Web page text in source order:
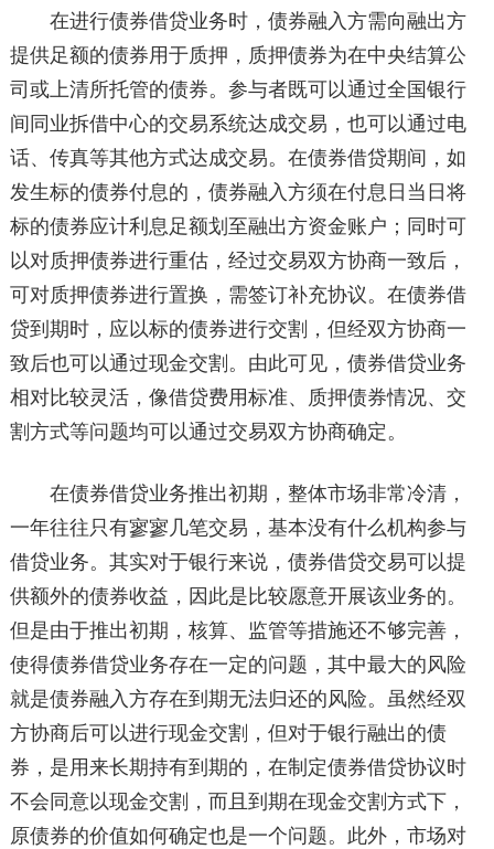
在进行债券借贷业务时，债券融入方需向融出方
提供足额的债券用于质押，质押债券为在中央结算公
司或上清所托管的债券。参与者既可以通过全国银行
间同业拆借中心的交易系统达成交易，也可以通过电
话、传真等其他方式达成交易。在债券借贷期间，如
发生标的债券付息的，债券融入方须在付息日当日将
标的债券应计利息足额划至融出方资金账户；同时可
以对质押债券进行重估，经过交易双方协商一致后，
可对质押债券进行置换，需签订补充协议。在债券借
贷到期时，应以标的债券进行交割，但经双方协商一
致后也可以通过现金交割。由此可见，债券借贷业务
相对比较灵活，像借贷费用标准、质押债券情况、交
割方式等问题均可以通过交易双方协商确定。
在债券借贷业务推出初期，整体市场非常冷清，
一年往往只有寥寥几笔交易，基本没有什么机构参与
借贷业务。其实对于银行来说，债券借贷交易可以提
供额外的债券收益，因此是比较愿意开展该业务的。
但是由于推出初期，核算、监管等措施还不够完善，
使得债券借贷业务存在一定的问题，其中最大的风险
就是债券融入方存在到期无法归还的风险。虽然经双
方协商后可以进行现金交割，但对于银行融出的债
券，是用来长期持有到期的，在制定债券借贷协议时
不会同意以现金交割，而且到期在现金交割方式下，
原债券的价值如何确定也是一个问题。此外，市场对